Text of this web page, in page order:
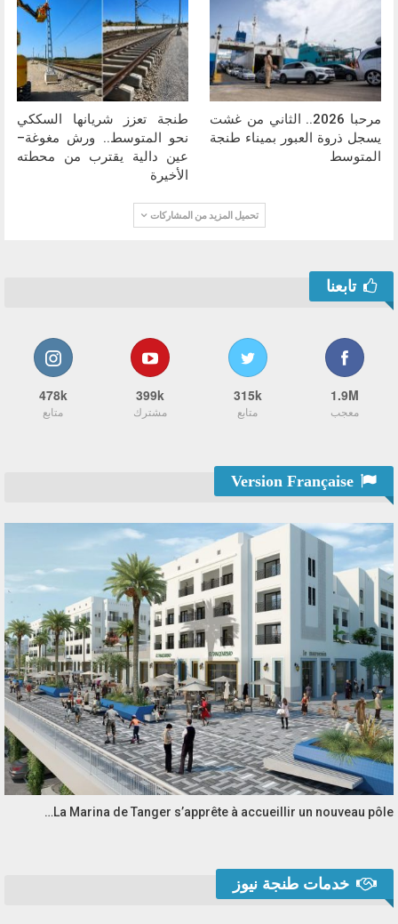
مرحبا 2026.. الثاني من غشت
يسجل ذروة العبور بميناء طنجة
المتوسط
طنجة تعزز شريانها السككي
نحو المتوسط.. ورش مغوغة–
عين دالية يقترب من محطته
الأخيرة
تحميل المزيد من المشاركات
تابعنا
1.9M
معجب
315k
متابع
399k
مشترك
478k
متابع
La Marina de Tanger s’apprête à accueillir un nouveau pôle…
خدمات طنجة نيوز